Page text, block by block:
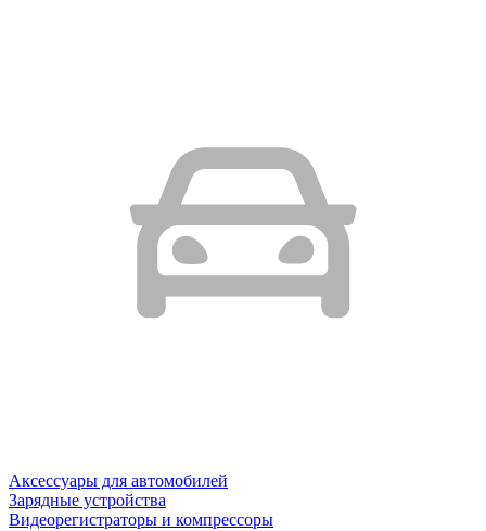
Аксессуары для автомобилей
Зарядные устройства
Видеорегистраторы и компрессоры